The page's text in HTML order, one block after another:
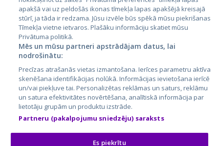
City24.lv
City24.ee
GetaPro.lv
GetaPro.ee
Skelbiu.lt
Autoplius.lt
Aruodas.lt
CVbankas.lt
Kainos.lt
Paslaugos.lt
auto24.ee
Osta.ee
KuldneBörs.ee
apakšā vai uz peldošās ikonas tīmekļa lapas apakšējā kreisajā
stūrī, ja tāda ir redzama. Jūsu izvēle būs spēkā mūsu piekrišanas
Tīmekļa vietne ietvaros. Plašāku informāciju skatiet mūsu
Privātuma politikā.
Mēs un mūsu partneri apstrādājam datus, lai
nodrošinātu:
Precīzas atrašanās vietas izmantošana. Ierīces parametru aktīva
skenēšana identifikācijas nolūkā. Informācijas ievietošana ierīcē
un/vai piekļuve tai. Personalizētas reklāmas un saturs, reklāmu
un satura efektivitātes novērtēšana, analītiskā informācija par
lietotāju grupām un produktu izstrāde.
Partneru (pakalpojumu sniedzēju) saraksts
Es piekrītu